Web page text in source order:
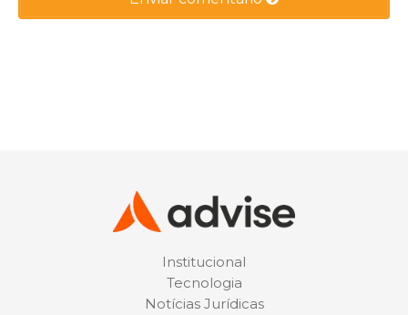
Institucional
Tecnologia
Notícias Jurídicas